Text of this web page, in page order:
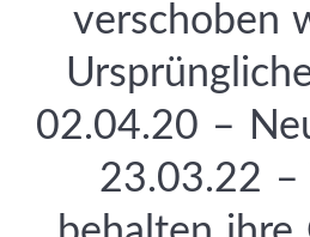
verschoben
02.04.20 –
23.03.22 –